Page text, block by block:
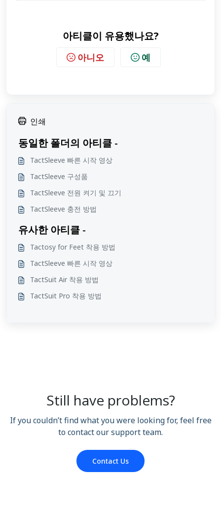
아티클이 유용했나요?
아니오 예
인쇄
동일한 폴더의 아티클 -
TactSleeve 빠른 시작 영상
TactSleeve 구성품
TactSleeve 전원 켜기 및 끄기
TactSleeve 충전 방법
유사한 아티클 -
Tactosy for Feet 착용 방법
TactSleeve 빠른 시작 영상
TactSuit Air 착용 방법
TactSuit Pro 착용 방법
Still have problems?
If you couldn’t find what you were looking for, feel free
to contact our support team.